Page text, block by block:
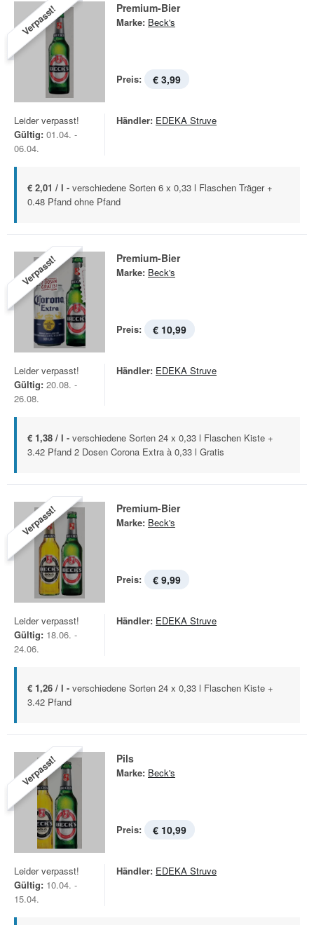
Verpasst! Premium-Bier
Marke: Beck's
Preis: € 3,99
Leider verpasst!
Gültig: 01.04. -
06.04.
Händler: EDEKA Struve
€ 2,01 / l - verschiedene Sorten 6 x 0,33 l Flaschen Träger +
0.48 Pfand ohne Pfand
Verpasst! Premium-Bier
Marke: Beck's
Preis: € 10,99
Leider verpasst!
Gültig: 20.08. -
26.08.
Händler: EDEKA Struve
€ 1,38 / l - verschiedene Sorten 24 x 0,33 l Flaschen Kiste +
3.42 Pfand 2 Dosen Corona Extra à 0,33 l Gratis
Verpasst! Premium-Bier
Marke: Beck's
Preis: € 9,99
Leider verpasst!
Gültig: 18.06. -
24.06.
Händler: EDEKA Struve
€ 1,26 / l - verschiedene Sorten 24 x 0,33 l Flaschen Kiste +
3.42 Pfand
Verpasst! Pils
Marke: Beck's
Preis: € 10,99
Leider verpasst!
Gültig: 10.04. -
15.04.
Händler: EDEKA Struve